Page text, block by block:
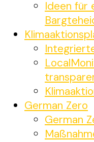
Ideen für
German Zero
German